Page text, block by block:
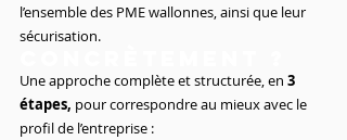
l’ensemble des PME wallonnes, ainsi que leur
sécurisation.
Une approche complète et structurée, en 3
étapes, pour correspondre au mieux avec le
profil de l’entreprise :